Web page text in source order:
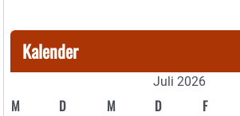
Kalender
Juli 2026
M D M D F